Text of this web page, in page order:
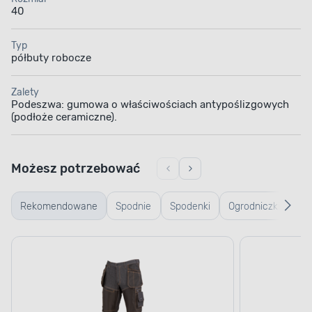
40
Typ
półbuty robocze
Zalety
Podeszwa: gumowa o właściwościach antypoślizgowych
(podłoże ceramiczne).
Rekomendowane Spodnie
robocze
Spodenki
robocze
Ogrodniczki
Możesz potrzebować